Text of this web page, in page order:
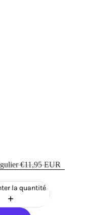
€11,95 EUR
la quantité